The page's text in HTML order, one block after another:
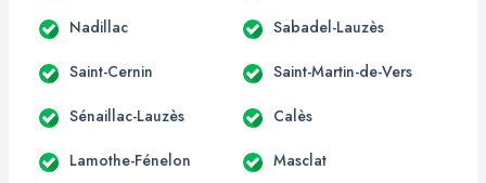
Nadillac Sabadel-Lauzès
Saint-Cernin Saint-Martin-de-Vers
Sénaillac-Lauzès Calès
Lamothe-Fénelon Masclat